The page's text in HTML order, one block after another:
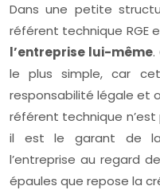
Dans une petite
référent technique RGE
l’entreprise lui-même.
le plus simple, car
responsabilité légale et
référent technique
il est le garant de la
l’entreprise au regard
épaules que repose la